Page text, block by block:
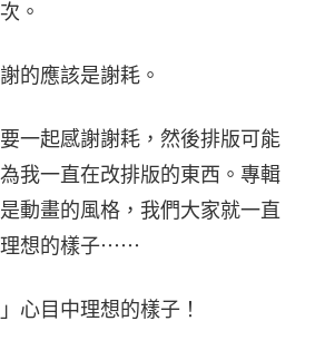
。
的應該是謝耗。
一起感謝謝耗，然後排版可能
我一直在改排版的東西。專輯
動畫的風格，我們大家就一直
理想的樣子⋯⋯
心目中理想的樣子！